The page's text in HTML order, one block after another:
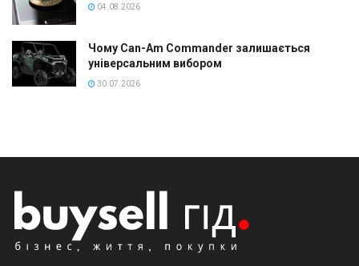
04.08.2026
Чому Can-Am Commander залишається
універсальним вибором
30.07.2026